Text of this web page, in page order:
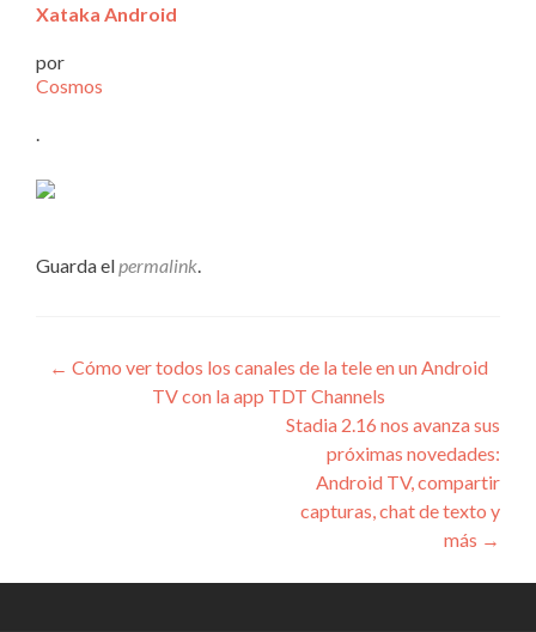
Xataka Android
por
Cosmos
Guarda el permalink
Navegación
← Cómo ver todos los canales de la tele en un Android
TV con la app TDT Channels
Stadia 2.16 nos avanza sus
próximas novedades:
Android TV, compartir
capturas, chat de texto y
más →